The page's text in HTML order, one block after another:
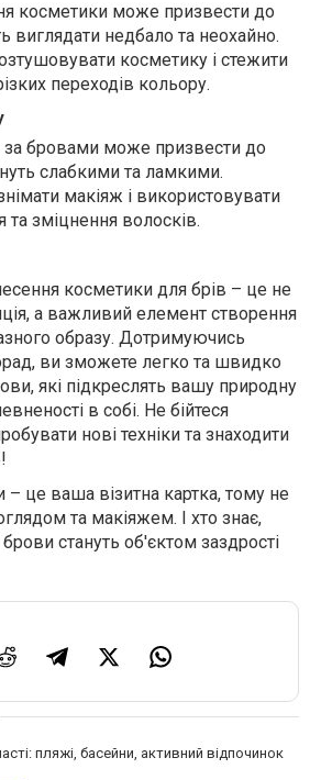
косметики може призвести до
виглядати недбало та неохайно.
косметику і стежити
переходів кольору.
за бровами може призвести до
слабкими та ламкими.
макіяж і використовувати
зміцнення волосків.
косметики для брів – це не
а важливий елемент створення
образу. Дотримуючись
ви зможете легко та швидко
які підкреслять вашу природну
в собі. Не бійтеся
нові техніки та знаходити
це ваша візитна картка, тому не
та макіяжем. І хто знає,
стануть об'єктом заздрості
пляжі, басейни, активний відпочинок